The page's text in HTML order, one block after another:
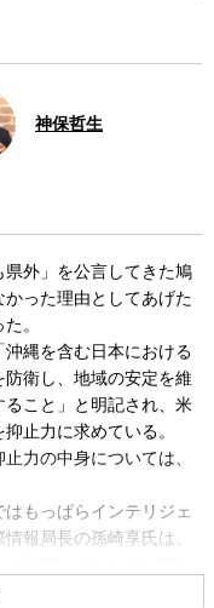
正体
神保哲生
外」を公言してきた鳩
った理由としてあげた
。
縄を含む日本における
衛し、地域の安定を維
こと」と明記され、米
止力に求めている。
力の中身については、
もっぱらインテリジェ
報局長の孫崎享氏は、